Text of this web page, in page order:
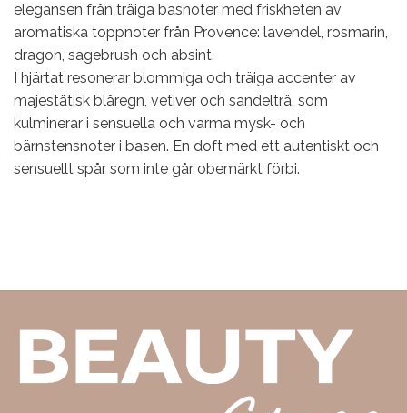
elegansen från träiga basnoter med friskheten av
aromatiska toppnoter från Provence: lavendel, rosmarin,
dragon, sagebrush och absint.
I hjärtat resonerar blommiga och träiga accenter av
majestätisk blåregn, vetiver och sandelträ, som
kulminerar i sensuella och varma mysk- och
bärnstensnoter i basen. En doft med ett autentiskt och
sensuellt spår som inte går obemärkt förbi.